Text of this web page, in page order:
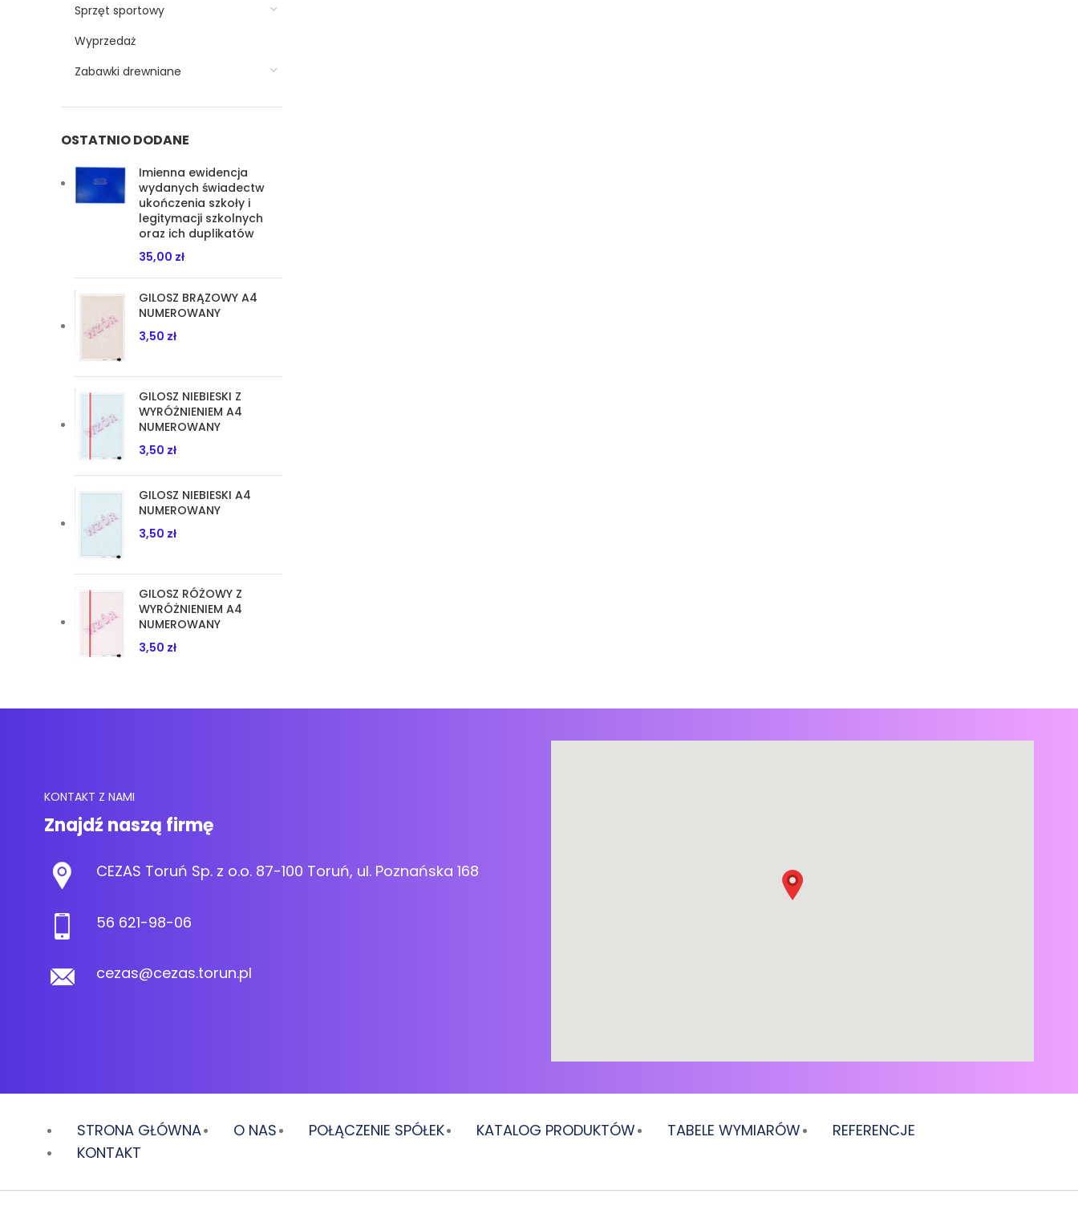
Sprzęt sportowy
Wyprzedaż
Zabawki drewniane
OSTATNIO DODANE
Imienna ewidencja
wydanych świadectw
ukończenia szkoły i
legitymacji szkolnych
oraz ich duplikatów
35,00 zł
GILOSZ BRĄZOWY A4
NUMEROWANY
3,50 zł
GILOSZ NIEBIESKI Z
WYRÓŻNIENIEM A4
NUMEROWANY
3,50 zł
GILOSZ NIEBIESKI A4
NUMEROWANY
3,50 zł
GILOSZ RÓŻOWY Z
WYRÓŻNIENIEM A4
NUMEROWANY
3,50 zł
KONTAKT Z NAMI
Znajdź naszą firmę
CEZAS Toruń Sp. z o.o. 87-100 Toruń, ul. Poznańska 168
56 621-98-06
cezas@cezas.torun.pl
STRONA GŁÓWNA O NAS POŁĄCZENIE SPÓŁEK KATALOG PRODUKTÓW TABELE WYMIARÓW
REFERENCJE
KONTAKT